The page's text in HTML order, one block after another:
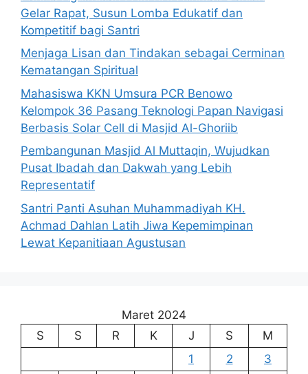
Gelar Rapat, Susun Lomba Edukatif dan
Kompetitif bagi Santri
Menjaga Lisan dan Tindakan sebagai Cerminan
Kematangan Spiritual
Mahasiswa KKN Umsura PCR Benowo
Kelompok 36 Pasang Teknologi Papan Navigasi
Berbasis Solar Cell di Masjid Al-Ghoriib
Pembangunan Masjid Al Muttaqin, Wujudkan
Pusat Ibadah dan Dakwah yang Lebih
Representatif
Santri Panti Asuhan Muhammadiyah KH.
Achmad Dahlan Latih Jiwa Kepemimpinan
Lewat Kepanitiaan Agustusan
Maret 2024
S
S R K J S
M
1
2
3